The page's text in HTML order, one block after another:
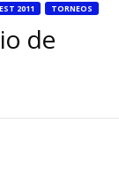
2011 TORNEOS
de